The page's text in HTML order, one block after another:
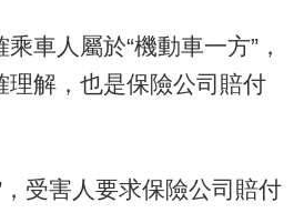
人屬於“機動車一方”，
理解，也是保險公司賠付
受害人要求保險公司賠付